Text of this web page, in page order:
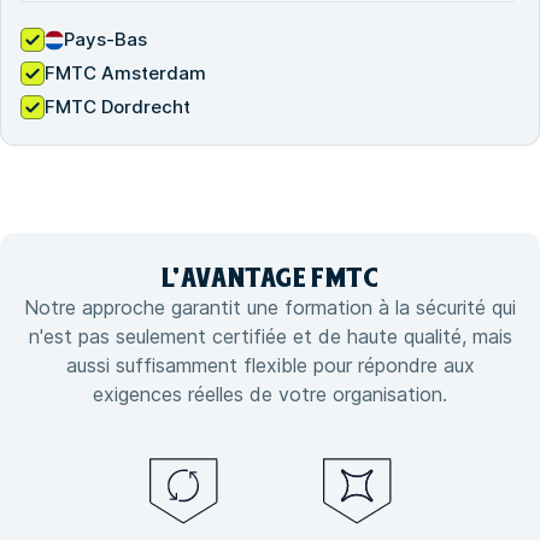
Pays-Bas
FMTC Amsterdam
FMTC Dordrecht
L'AVANTAGE FMTC
Notre approche garantit une formation à la sécurité qui
n'est pas seulement certifiée et de haute qualité, mais
aussi suffisamment flexible pour répondre aux
exigences réelles de votre organisation.